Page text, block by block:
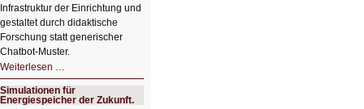
Infrastruktur der Einrichtung und
gestaltet durch didaktische
Forschung statt generischer
Chatbot‑Muster.
Weiterlesen …
KI-
System
zur
Lernunterstützung
Simulationen für
Energiespeicher der Zukunft.